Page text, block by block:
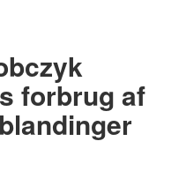
forbrug af